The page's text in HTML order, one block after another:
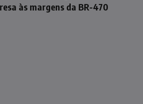
às margens da BR-470